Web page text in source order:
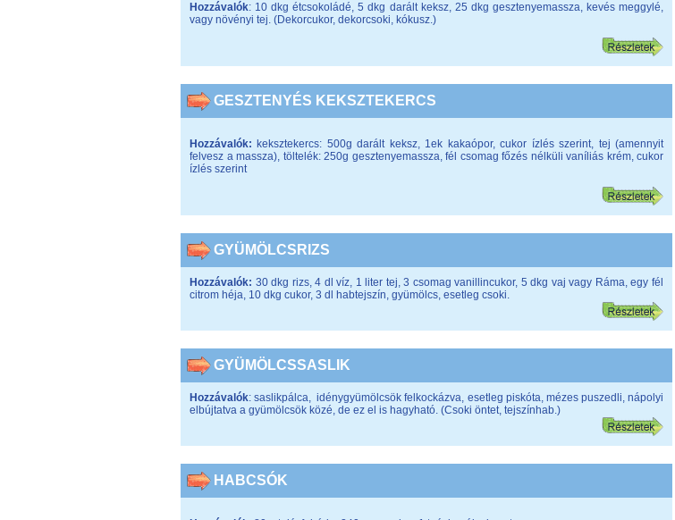
Hozzávalók: 10 dkg étcsokoládé, 5 dkg darált keksz, 25 dkg gesztenyemassza, kevés meggylé,
vagy növényi tej. (Dekorcukor, dekorcsoki, kókusz.)
GESZTENYÉS KEKSZTEKERCS
Hozzávalók: keksztekercs: 500g darált keksz, 1ek kakaópor, cukor ízlés szerint, tej (amennyit
felvesz a massza), töltelék: 250g gesztenyemassza, fél csomag főzés nélküli vaníliás krém, cukor
ízlés szerint
GYÜMÖLCSRIZS
Hozzávalók: 30 dkg rizs, 4 dl víz, 1 liter tej, 3 csomag vanillincukor, 5 dkg vaj vagy Ráma, egy fél
citrom héja, 10 dkg cukor, 3 dl habtejszín, gyümölcs, esetleg csoki.
GYÜMÖLCSSASLIK
Hozzávalók: saslikpálca, idénygyümölcsök felkockázva, esetleg piskóta, mézes puszedli, nápolyi
elbújtatva a gyümölcsök közé, de ez el is hagyható. (Csoki öntet, tejszínhab.)
HABCSÓK